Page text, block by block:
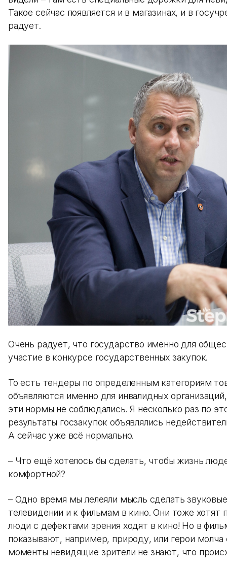
Такое сейчас появляется и в магазинах, и в
радует.
Очень радует, что государство именно для
участие в конкурсе государственных закупок.
То есть тендеры по определенным категориям
объявляются именно для инвалидных
эти нормы не соблюдались. Я несколько раз по
результаты госзакупок объявлялись
А сейчас уже всё нормально.
– Что ещё хотелось бы сделать, чтобы жизнь
комфортной?
– Одно время мы лелеяли мысль сделать
телевидении и к фильмам в кино. Они тоже
люди с дефектами зрения ходят в кино! Но в
показывают, например, природу, или герои
моменты невидящие зрители не знают, что